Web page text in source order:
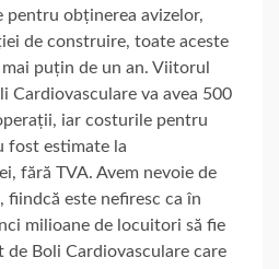
obținerea avizelor,
de construire, toate aceste
puțin de un an. Viitorul
Cardiovasculare va avea 500
iar costurile pentru
fost estimate la
fără TVA. Avem nevoie de
este nefiresc ca în
milioane de locuitori să fie
Boli Cardiovasculare care